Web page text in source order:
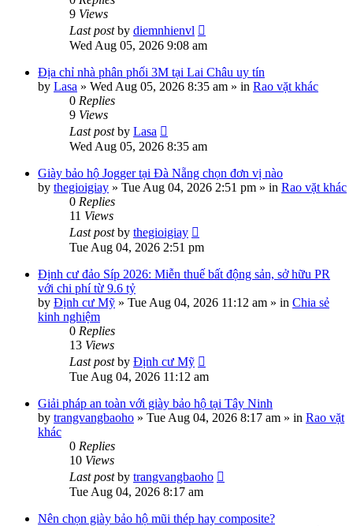
9 Views
Last postby diemnhienvl
Wed Aug 05, 2026 9:08 am
Địa chỉ nhà phân phối 3M tại Lai Châu uy tín
by Lasa » Wed Aug 05, 2026 8:35 am » in Rao vặt khác
0 Replies
9 Views
Last postby Lasa
Wed Aug 05, 2026 8:35 am
Giày bảo hộ Jogger tại Đà Nẵng chọn đơn vị nào
by thegioigiay » Tue Aug 04, 2026 2:51 pm » in Rao vặt khác
0 Replies
11 Views
Last postby thegioigiay
Tue Aug 04, 2026 2:51 pm
Định cư đảo Síp 2026: Miễn thuế bất động sản, sở hữu PR
với chi phí từ 9.6 tỷ
by Định cư Mỹ » Tue Aug 04, 2026 11:12 am » in Chia sẻ
kinh nghiệm
0 Replies
13 Views
Last postby Định cư Mỹ
Tue Aug 04, 2026 11:12 am
Giải pháp an toàn với giày bảo hộ tại Tây Ninh
by trangvangbaoho » Tue Aug 04, 2026 8:17 am » in Rao vặt
khác
0 Replies
10 Views
Last postby trangvangbaoho
Tue Aug 04, 2026 8:17 am
Nên chọn giày bảo hộ mũi thép hay composite?